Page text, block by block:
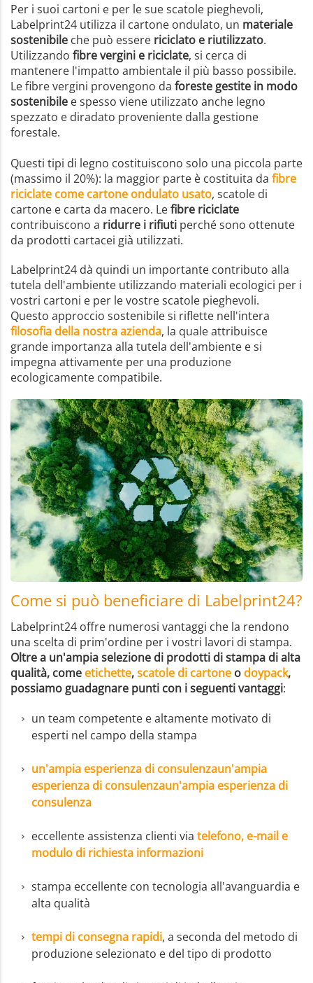
Per i suoi cartoni e per le sue scatole pieghevoli,
Labelprint24 utilizza il cartone ondulato, un materiale
sostenibile che può essere riciclato e riutilizzato.
Utilizzando fibre vergini e riciclate, si cerca di
mantenere l'impatto ambientale il più basso possibile.
Le fibre vergini provengono da foreste gestite in modo
sostenibile e spesso viene utilizzato anche legno
spezzato e diradato proveniente dalla gestione
forestale.
Questi tipi di legno costituiscono solo una piccola parte
(massimo il 20%): la maggior parte è costituita da fibre
riciclate come cartone ondulato usato, scatole di
cartone e carta da macero. Lefibre riciclate
contribuiscono a ridurre i rifiuti perché sono ottenute
da prodotti cartacei già utilizzati.
Labelprint24 dà quindi un importante contributo alla
tutela dell'ambiente utilizzando materiali ecologici per i
vostri cartoni e per le vostre scatole pieghevoli.
Questo approccio sostenibile si riflette nell'intera
filosofia della nostra azienda, la quale attribuisce
grande importanza alla tutela dell'ambiente e si
impegna attivamente per una produzione
ecologicamente compatibile.
Come si può beneficiare di Labelprint24?
Labelprint24 offre numerosi vantaggi che la rendono
una scelta di prim'ordine per i vostri lavori di stampa.
Oltre a un'ampia selezione di prodotti di stampa di alta
qualità, come etichette,scatole di cartone o doypack,
possiamo guadagnare punti con i seguenti vantaggi:
un team competente e altamente motivato di
esperti nel campo della stampa
un'ampia esperienza di consulenzaun'ampia
esperienza di consulenzaun'ampia esperienza di
consulenza
eccellente assistenza clienti via telefono, e-mail e
modulo di richiesta informazioni
stampa eccellente con tecnologia all'avanguardia e
alta qualità
tempi di consegna rapidi, a seconda del metodo di
produzione selezionato e del tipo di prodotto